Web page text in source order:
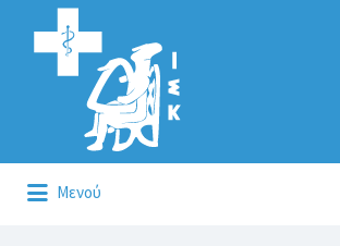
Αναζήτηση
για:
Μενού
για: